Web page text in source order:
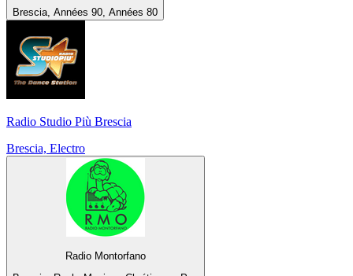
Brescia, Années 90, Années 80
Radio Studio Più Brescia
Brescia, Electro
Radio Montorfano